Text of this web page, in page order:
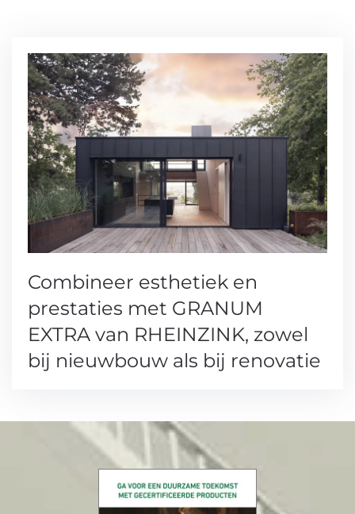
Combineer esthetiek en
prestaties met GRANUM
EXTRA van RHEINZINK, zowel
bij nieuwbouw als bij renovatie